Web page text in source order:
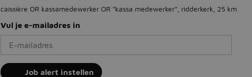
caissière OR kassamedewerker OR "kassa medewerker", ridderkerk, 25 km
Vul je e-mailadres in
Job alert instellen